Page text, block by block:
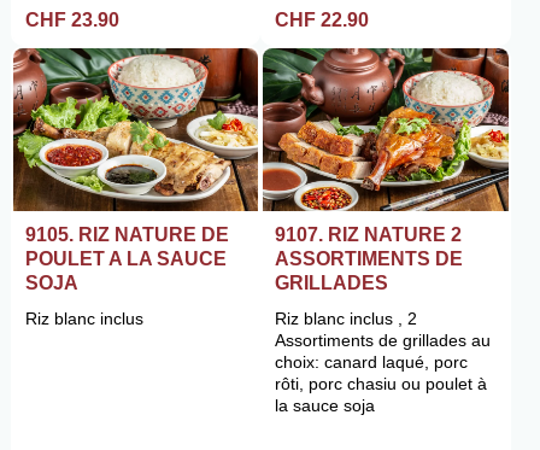
CHF 23.90 CHF 22.90
9105. RIZ NATURE DE
POULET A LA SAUCE
SOJA
Riz blanc inclus
9107. RIZ NATURE 2
ASSORTIMENTS DE
GRILLADES
Riz blanc inclus , 2
Assortiments de grillades au
choix: canard laqué, porc
rôti, porc chasiu ou poulet à
la sauce soja